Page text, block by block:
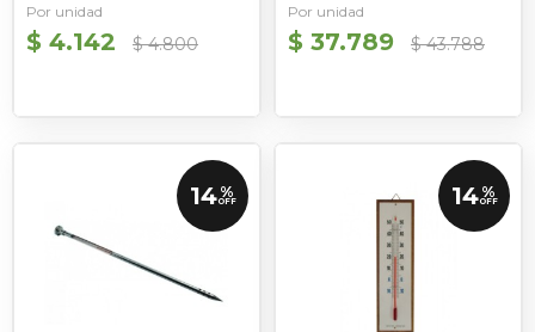
Por unidad
$ 4.142 $ 4.800
Por unidad
$ 37.789 $ 43.788
14 %
OFF 14 %
OFF